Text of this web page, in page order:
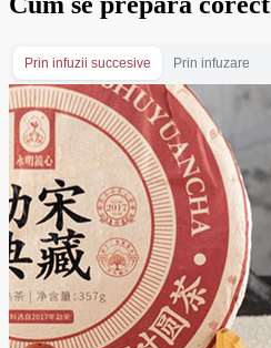
Prin infuzii succesive Prin infuzare